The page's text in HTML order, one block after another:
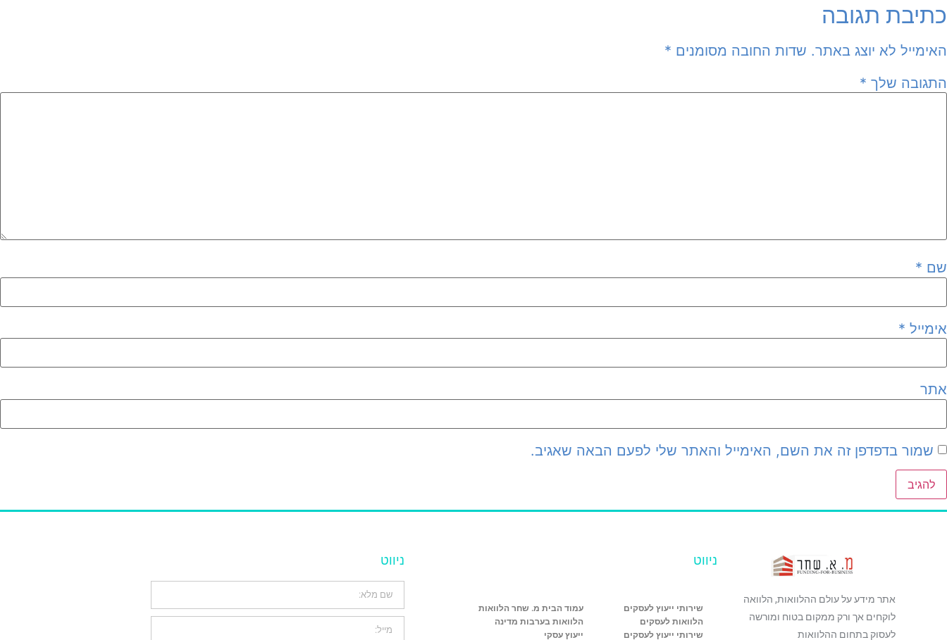
כתיבת תגובה
האימייל לא יוצג באתר. שדות החובה מסומנים *
התגובה שלך *
שם *
אימייל *
אתר
שמור בדפדפן זה את השם, האימייל והאתר שלי לפעם הבאה שאגיב.
אתר מידע על עולם ההלוואות, הלוואה
לוקחים אך ורק ממקום בטוח ומורשה
לעסוק בתחום ההלוואות
ניווט
שירותי ייעוץ לעסקים
הלוואות לעסקים
שירותי ייעוץ לעסקים
עמוד הבית מ. שחר הלוואות
הלוואות בערבות מדינה
ייעוץ עסקי
ניווט